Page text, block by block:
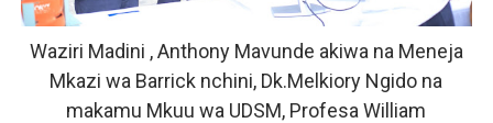
Waziri Madini , Anthony Mavunde akiwa na Meneja
Mkazi wa Barrick nchini, Dk.Melkiory Ngido na
makamu Mkuu wa UDSM, Profesa William